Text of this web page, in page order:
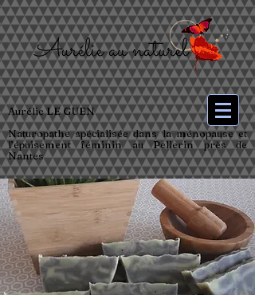
Aurélie LE GUEN
Naturopathe spécialisée dans la ménopause et
l’épuisement féminin au Pellerin près de
Nantes